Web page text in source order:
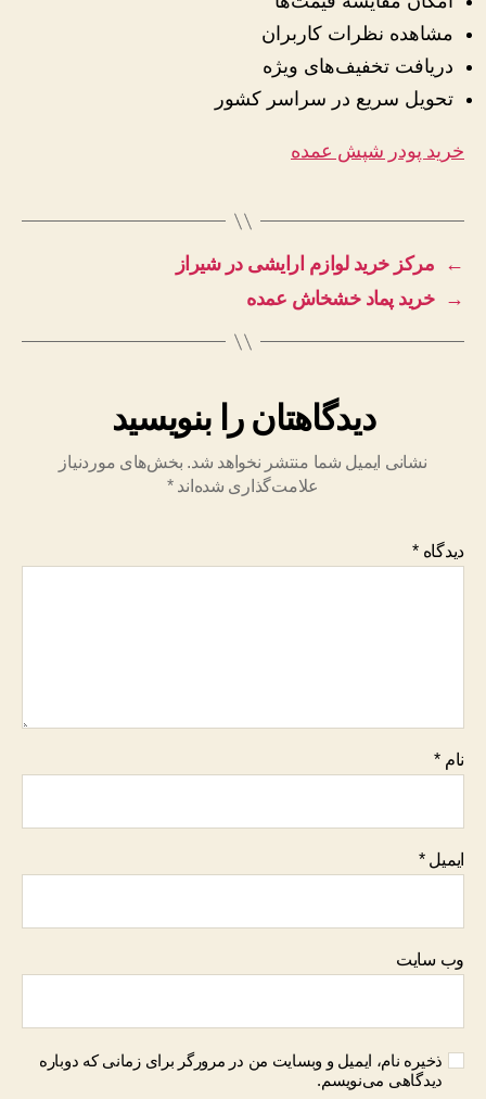
مشاهده نظرات کاربران
دریافت تخفیف‌های ویژه
تحویل سریع در سراسر کشور
خرید پودر شپش عمده
←
مرکز خرید لوازم ارایشی در شیراز
→
خرید پماد خشخاش عمده
دیدگاهتان را بنویسید
نشانی ایمیل شما منتشر نخواهد شد. بخش‌های موردنیاز
علامت‌گذاری شده‌اند*
دیدگاه*
نام *
ایمیل*
وب‌ سایت
ذخیره نام، ایمیل و وبسایت من در مرورگر برای زمانی که دوباره
دیدگاهی می‌نویسم.